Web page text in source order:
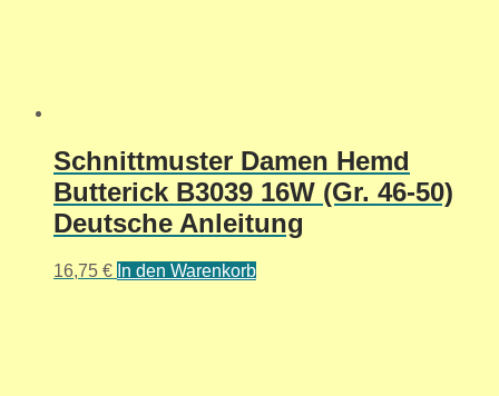
Schnittmuster Damen Hemd
Butterick B3039 16W (Gr. 46-50)
Deutsche Anleitung
16,75 € In den Warenkorb